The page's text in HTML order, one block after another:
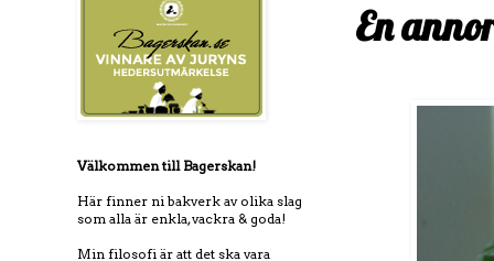
En
Välkommen till Bagerskan!
Här finner ni bakverk av olika slag
som alla är enkla, vackra & goda!
Min filosofi är att det ska vara